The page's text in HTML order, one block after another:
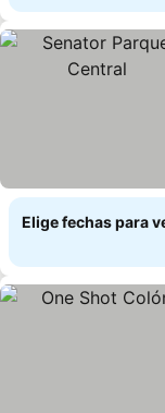
Elige fechas para